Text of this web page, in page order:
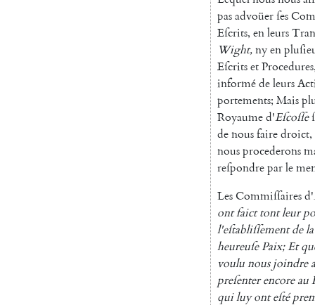
pasadvoüerſes
Eſcrits, enleurs
Wight,nyen
EſcritsetProcedures
informédeleurs
portements; Mais
Royaumed'Eſcoſſe
denousfairedroict,
nousprocederons
reſpondreparle
LesCommiſſairesd'
ontfaict tontleur
l'eſtabliſſement dela
heureuſe Paix;Et
voulunous joindre
preſenter encore au
quiluy ont eſté